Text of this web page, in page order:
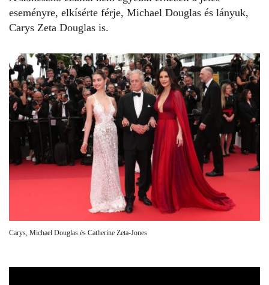
eseményre, elkísérte férje, Michael Douglas és lányuk,
Carys Zeta Douglas is.
Carys, Michael Douglas és Catherine Zeta-Jones